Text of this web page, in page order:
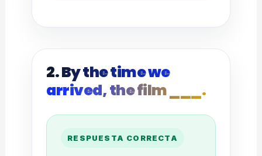
2. By the time we
arrived, the film ___.
RESPUESTA CORRECTA